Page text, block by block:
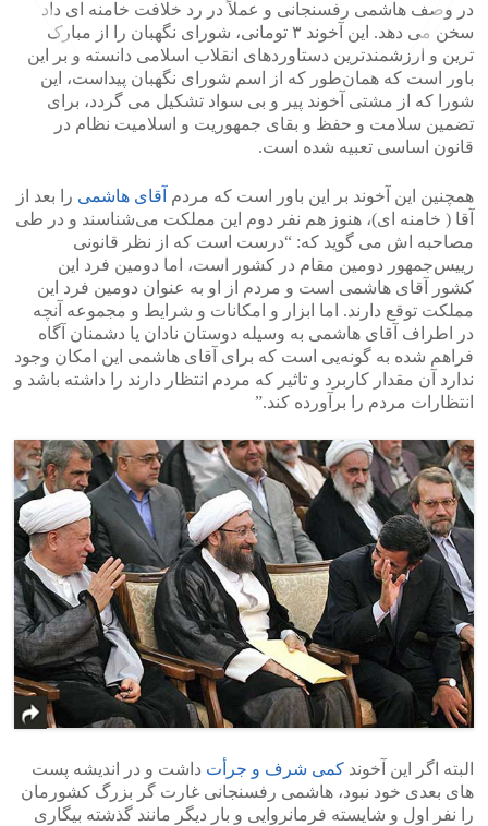
در وصف هاشمی رفسنجانی و عملاً در رد خلافت خامنه ای داد
سخن می دهد. این آخوند ۳ تومانی، شورای نگهبان را از مبارک‌
ترین و ارزشمندترین دستاوردهای انقلاب اسلامی دانسته و بر این
باور است که همان‌طور که از اسم شورای نگهبان پیداست، این
شورا که از مشتی آخوند پیر و بی سواد تشکیل می گردد، برای
تضمین سلامت و حفظ و بقای جمهوریت و اسلامیت نظام در
قانون اساسی تعبیه شده است.
همچنین این آخوند بر این باور است که مردم آقای هاشمی را بعد از
آقا ( خامنه ای)، هنوز هم نفر دوم این مملکت می‌شناسند و در طی
مصاحبه اش می گوید که: “درست است که از نظر قانونی
رییس‌جمهور دومین مقام در کشور است، اما دومین فرد این
کشور آقای هاشمی است و مردم از او به عنوان دومین فرد این
مملکت توقع دارند. اما ابزار و امکانات و شرایط و مجموعه آنچه
در اطراف آقای هاشمی به وسیله دوستان نادان یا دشمنان آگاه
فراهم شده به گونه‌یی است که برای آقای هاشمی این امکان وجود
ندارد آن مقدار کاربرد و تاثیر که مردم انتظار دارند را داشته باشد و
انتظارات مردم را برآورده کند.”
البته اگر این آخوند کمی شرف و جرأت داشت و در اندیشه پست
های بعدی خود نبود، هاشمی رفسنجانی غارت گر بزرگ کشورمان
را نفر اول و شایسته فرمانروایی و بار دیگر مانند گذشته بیگاری
<
>